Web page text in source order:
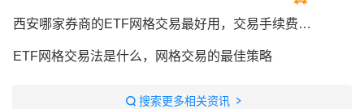
西安哪家券商的ETF网格交易最好用，交易手续费一般是多少？
ETF网格交易法是什么，网格交易的最佳策略
搜索更多相关资讯